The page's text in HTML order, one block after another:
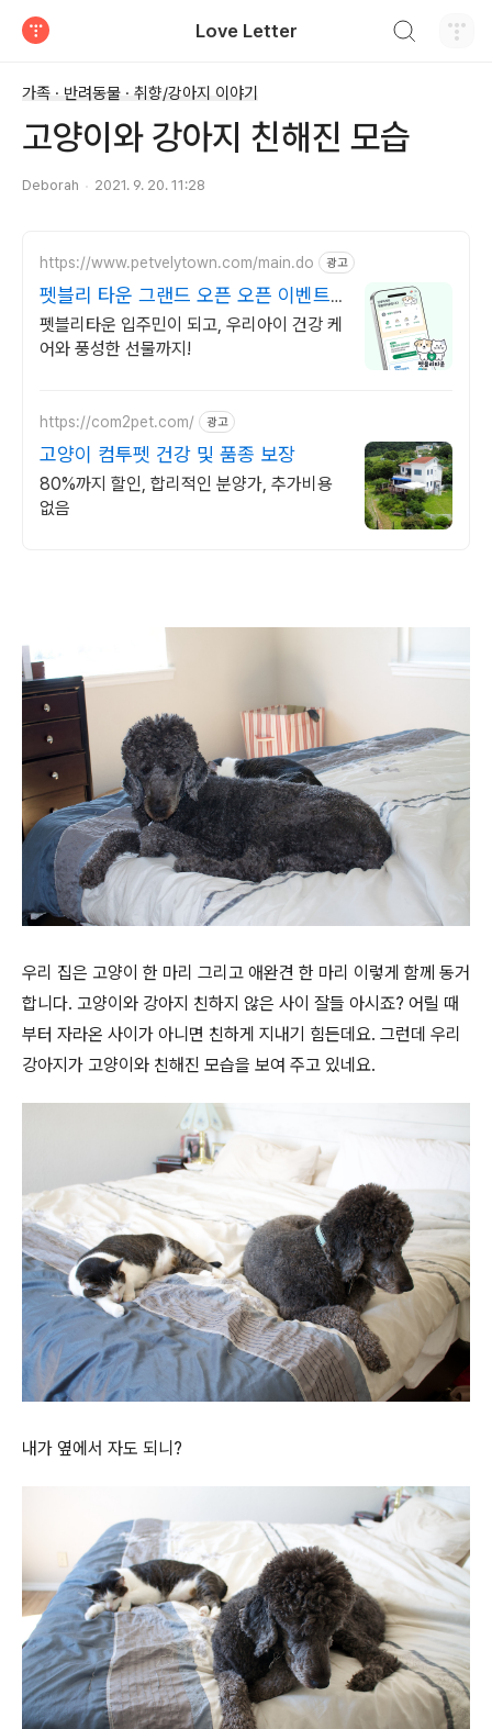
Love Letter
가족 · 반려동물 · 취향/강아지 이야기
고양이와 강아지 친해진 모습
Deborah 2021. 9. 20. 11:28
https://www.petvelytown.com/main.do 광고
펫블리 타운 그랜드 오픈 오픈 이벤트
진행 중!
펫블리타운 입주민이 되고, 우리아이 건강 케
어와 풍성한 선물까지!
https://com2pet.com/ 광고
고양이 컴투펫 건강 및 품종 보장
80%까지 할인, 합리적인 분양가, 추가비용
없음
우리 집은 고양이 한 마리 그리고 애완견 한 마리 이렇게 함께 동거
합니다. 고양이와 강아지 친하지 않은 사이 잘들 아시죠? 어릴 때
부터 자라온 사이가 아니면 친하게 지내기 힘든데요. 그런데 우리
강아지가 고양이와 친해진 모습을 보여 주고 있네요.
내가 옆에서 자도 되니?